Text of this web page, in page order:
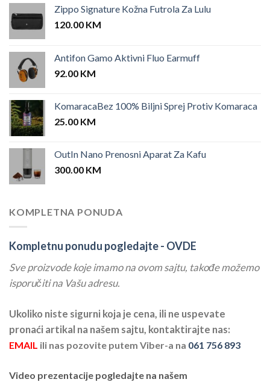
Zippo Signature Kožna Futrola Za Lulu
120.00 KM
Antifon Gamo Aktivni Fluo Earmuff
92.00 KM
KomaracaBez 100% Biljni Sprej Protiv Komaraca
25.00 KM
OutIn Nano Prenosni Aparat Za Kafu
300.00 KM
KOMPLETNA PONUDA
Kompletnu ponudu pogledajte - OVDE
Sve proizvode koje imamo na ovom sajtu, takođe možemo
isporučiti na Vašu adresu.
Ukoliko niste sigurni koja je cena, ili ne uspevate
pronaći artikal na našem sajtu, kontaktirajte nas:
EMAIL ili nas pozovite putem Viber-a na 061 756 893
Video prezentacije pogledajte na našem